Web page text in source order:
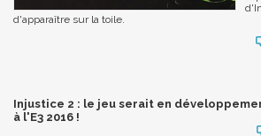
d'apparaître sur la toile.
Injustice 2 : le jeu serait en
à l'E3 2016 !